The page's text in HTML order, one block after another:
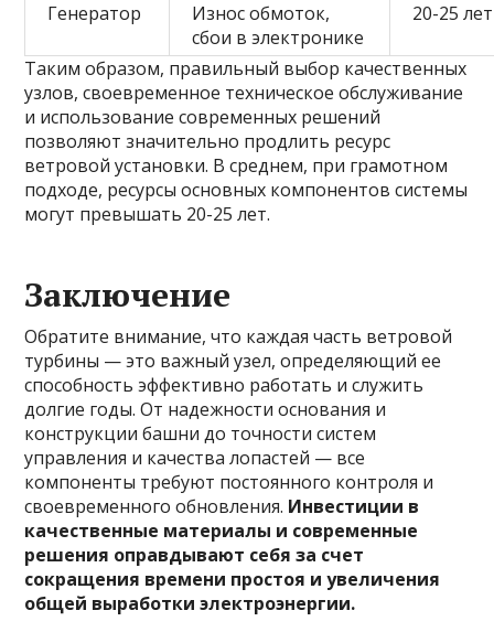
Генератор
Износ обмоток,
сбои в электронике
20-25 лет
Таким образом, правильный выбор качественных
узлов, своевременное техническое обслуживание
и использование современных решений
позволяют значительно продлить ресурс
ветровой установки. В среднем, при грамотном
подходе, ресурсы основных компонентов системы
могут превышать 20-25 лет.
Заключение
Обратите внимание, что каждая часть ветровой
турбины — это важный узел, определяющий ее
способность эффективно работать и служить
долгие годы. От надежности основания и
конструкции башни до точности систем
управления и качества лопастей — все
компоненты требуют постоянного контроля и
своевременного обновления. Инвестиции в
качественные материалы и современные
решения оправдывают себя за счет
сокращения времени простоя и увеличения
общей выработки электроэнергии.